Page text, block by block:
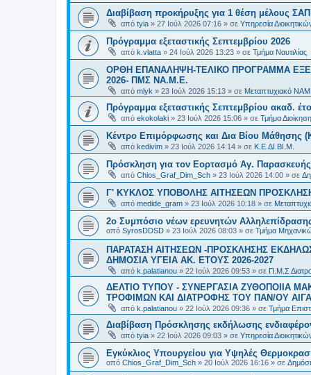
Διαβίβαση προκήρυξης για 1 θέση μέλους
από tyia » 27 Ιούλ 2026 07:16 » σε Υπηρεσία
Πρόγραμμα εξεταστικής Σεπτεμβρίου 2026
από k.vlatta » 24 Ιούλ 2026 13:23 » σε Τμήμα Ναυτιλίας
ΟΡΘΗ ΕΠΑΝΑΛΗΨΗ-ΤΕΛΙΚΟ ΠΡΟΓΡΑΜΜΑ
2026- ΠΜΣ ΝΑ.Μ.Ε.
από mlyk » 23 Ιούλ 2026 15:13 » σε Μεταπτυχιακό
Πρόγραμμα εξεταστικής Σεπτεμβρίου ακαδ.
από ekokolaki » 23 Ιούλ 2026 15:06 » σε Τμήμα
Κέντρο Επιμόρφωσης και Δια Βίου Μάθησης
από kedivim » 23 Ιούλ 2026 14:14 » σε Κ.Ε.ΔΙ.ΒΙ.Μ.
Πρόσκληση για τον Εορτασμό Αγ.
από Chios_Graf_Dim_Sch » 23 Ιούλ 2026 14:00 » σε
Γ' ΚΥΚΛΟΣ ΥΠΟΒΟΛΗΣ ΑΙΤΗΣΕΩΝ
από medide_gram » 23 Ιούλ 2026 10:18 » σε
2ο Συμπόσιο νέων ερευνητών
από SyrosDDSD » 23 Ιούλ 2026 08:03 » σε Τμήμα
ΠΑΡΑΤΑΣΗ ΑΙΤΗΣΕΩΝ -ΠΡΟΣΚΛΗΣΗΣ
ΔΗΜΟΣΙΑ ΥΓΕΙΑ AK. ETOYΣ 2026-2027
από k.palatianou » 22 Ιούλ 2026 09:53 » σε Π.Μ.Σ
ΔΕΛΤΙΟ ΤΥΠΟΥ - ΣΥΝΕΡΓΑΣΙΑ ΖΥΘΟΠΟΙΙΑ
ΤΡΟΦΙΜΩΝ ΚΑΙ ΔΙΑΤΡΟΦΗΣ ΤΟΥ ΠΑΝ/ΟΥ
από k.palatianou » 22 Ιούλ 2026 09:36 » σε Τμήμα
Διαβίβαση Πρόσκλησης εκδήλωσης
από tyia » 22 Ιούλ 2026 09:03 » σε Υπηρεσία
Εγκύκλιος Υπουργείου για Υψηλές
από Chios_Graf_Dim_Sch » 20 Ιούλ 2026 16:16 » σε